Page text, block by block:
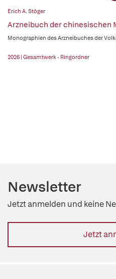
Erich A. Stöger
Arzneibuch der chinesischen
Monographien des Arzneibuches der
2026 | Gesamtwerk - Ringordner
Newsletter
Jetzt anmelden und keine
Jetzt